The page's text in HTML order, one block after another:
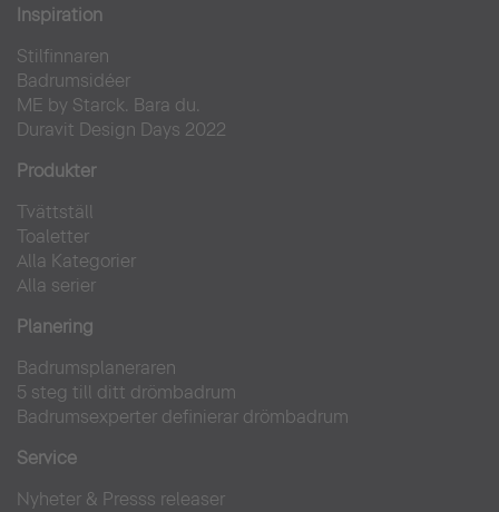
Inspiration
Stilfinnaren
Badrumsidéer
ME by Starck. Bara du.
Duravit Design Days 2022
Produkter
Tvättställ
Toaletter
Alla Kategorier
Alla serier
Planering
Badrumsplaneraren
5 steg till ditt drömbadrum
Badrumsexperter definierar drömbadrum
Service
Nyheter & Presss releaser